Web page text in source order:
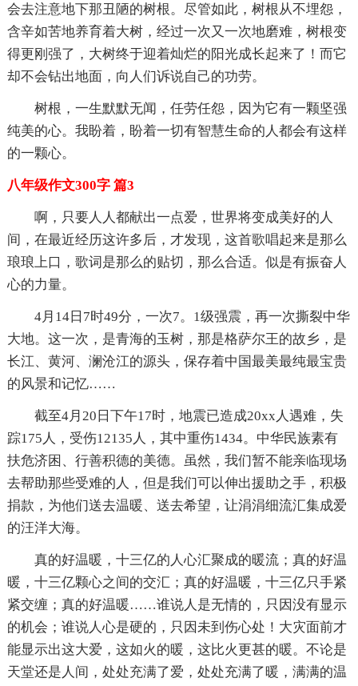
会去注意地下那丑陋的树根。尽管如此，树根从不埋怨，
含辛如苦地养育着大树，经过一次又一次地磨难，树根变
得更刚强了，大树终于迎着灿烂的阳光成长起来了！而它
却不会钻出地面，向人们诉说自己的功劳。
树根，一生默默无闻，任劳任怨，因为它有一颗坚强
纯美的心。我盼着，盼着一切有智慧生命的人都会有这样
的一颗心。
八年级作文300字 篇3
啊，只要人人都献出一点爱，世界将变成美好的人
间，在最近经历这许多后，才发现，这首歌唱起来是那么
琅琅上口，歌词是那么的贴切，那么合适。似是有振奋人
心的力量。
4月14日7时49分，一次7。1级强震，再一次撕裂中华
大地。这一次，是青海的玉树，那是格萨尔王的故乡，是
长江、黄河、澜沧江的源头，保存着中国最美最纯最宝贵
的风景和记忆……
截至4月20日下午17时，地震已造成20xx人遇难，失
踪175人，受伤12135人，其中重伤1434。中华民族素有
扶危济困、行善积德的美德。虽然，我们暂不能亲临现场
去帮助那些受难的人，但是我们可以伸出援助之手，积极
捐款，为他们送去温暖、送去希望，让涓涓细流汇集成爱
的汪洋大海。
真的好温暖，十三亿的人心汇聚成的暖流；真的好温
暖，十三亿颗心之间的交汇；真的好温暖，十三亿只手紧
紧交缠；真的好温暖……谁说人是无情的，只因没有显示
的机会；谁说人心是硬的，只因未到伤心处！大灾面前才
能显示出这大爱，这如火的暖，这比火更甚的暖。不论是
天堂还是人间，处处充满了爱，处处充满了暖，满满的温